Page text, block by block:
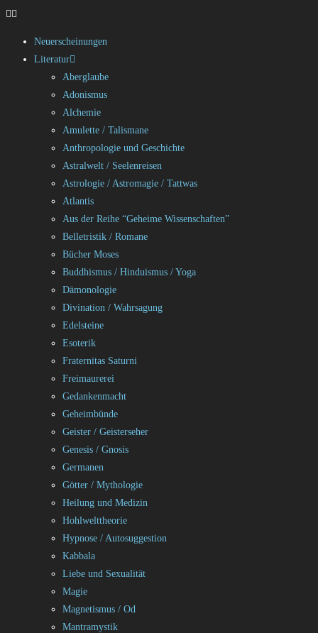
Neuerscheinungen
Literatur
Aberglaube
Adonismus
Alchemie
Amulette / Talismane
Anthropologie und Geschichte
Astralwelt / Seelenreisen
Astrologie / Astromagie / Tattwas
Atlantis
Aus der Reihe “Geheime Wissenschaften”
Belletristik / Romane
Bücher Moses
Buddhismus / Hinduismus / Yoga
Dämonologie
Divination / Wahrsagung
Edelsteine
Esoterik
Fraternitas Saturni
Freimaurerei
Gedankenmacht
Geheimbünde
Geister / Geisterseher
Genesis / Gnosis
Germanen
Götter / Mythologie
Heilung und Medizin
Hohlwelttheorie
Hypnose / Autosuggestion
Kabbala
Liebe und Sexualität
Magie
Magnetismus / Od
Mantramystik